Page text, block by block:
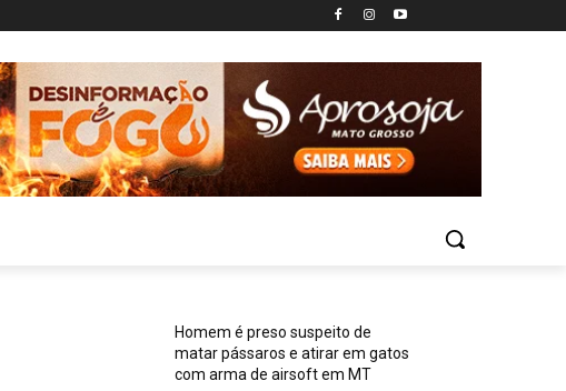
Homem é preso suspeito de
matar pássaros e atirar em gatos
com arma de airsoft em MT